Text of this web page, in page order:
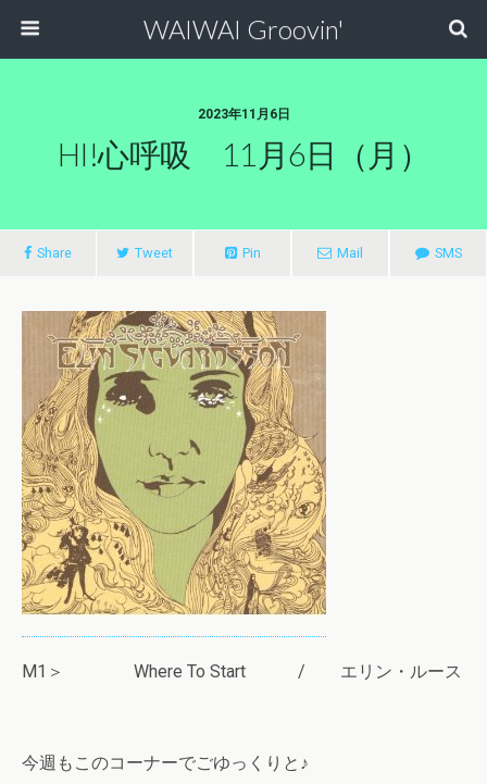
WAIWAI Groovin'
2023年11月6日
HI!心呼吸 11月6日（月）
Share Tweet Pin Mail SMS
M1＞ Where To Start / エリン・ルース
今週もこのコーナーでごゆっくりと♪